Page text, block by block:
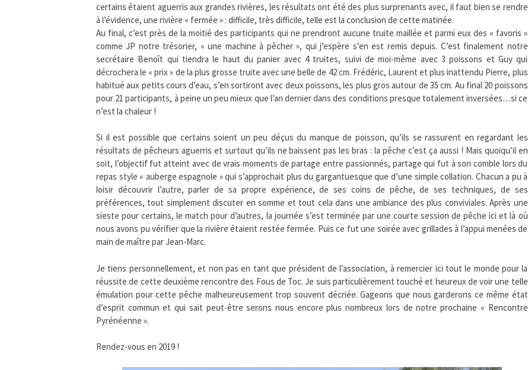
certains étaient aguerris aux grandes rivières, les résultats ont été des plus surprenants avec, il faut bien se rendre
à l’évidence, une rivière « fermée » : difficile, très difficile, telle est la conclusion de cette matinée.
Au final, c’est près de la moitié des participants qui ne prendront aucune truite maillée et parmi eux des « favoris »
comme JP notre trésorier, « une machine à pêcher », qui j’espère s’en est remis depuis. C’est finalement notre
secrétaire Benoît qui tiendra le haut du panier avec 4 truites, suivi de moi-même avec 3 poissons et Guy qui
décrochera le « prix » de la plus grosse truite avec une belle de 42 cm. Frédéric, Laurent et plus inattendu Pierre, plus
habitué aux petits cours d’eau, s’en sortiront avec deux poissons, les plus gros autour de 35 cm. Au final 20 poissons
pour 21 participants, à peine un peu mieux que l’an dernier dans des conditions presque totalement inversées…si ce
n’est la chaleur !
Si il est possible que certains soient un peu déçus du manque de poisson, qu’ils se rassurent en regardant les
résultats de pêcheurs aguerris et surtout qu’ils ne baissent pas les bras : la pêche c’est ça aussi ! Mais quoiqu’il en
soit, l’objectif fut atteint avec de vrais moments de partage entre passionnés, partage qui fut à son comble lors du
repas style « auberge espagnole » qui s’approchait plus du gargantuesque que d’une simple collation. Chacun a pu à
loisir découvrir l’autre, parler de sa propre expérience, de ses coins de pêche, de ses techniques, de ses
préférences, tout simplement discuter en somme et tout cela dans une ambiance des plus conviviales. Après une
sieste pour certains, le match pour d’autres, la journée s’est terminée par une courte session de pêche ici et là où
nous avons pu vérifier que la rivière étaient restée fermée. Puis ce fut une soirée avec grillades à l’appui menées de
main de maître par Jean-Marc.
Je tiens personnellement, et non pas en tant que président de l’association, à remercier ici tout le monde pour la
réussite de cette deuxième rencontre des Fous de Toc. Je suis particulièrement touché et heureux de voir une telle
émulation pour cette pêche malheureusement trop souvent décriée. Gageons que nous garderons ce même état
d’esprit commun et qui sait peut-être serons nous encore plus nombreux lors de notre prochaine « Rencontre
Pyrénéenne ».
Rendez-vous en 2019 !